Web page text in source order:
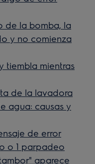
de la bomba, la
y no comienza
tiembla mientras
de la lavadora
agua: causas y
de error
o 1 parpadeo
aparece